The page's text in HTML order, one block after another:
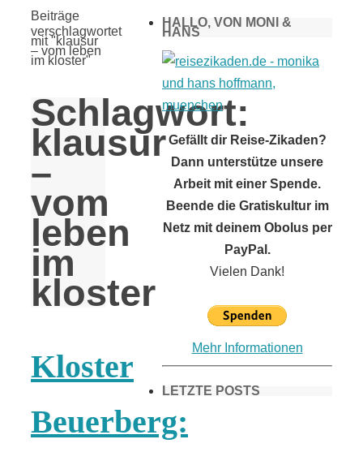
Start
Beiträge
verschlagwortet
mit "klausur
– vom leben
im kloster"
Schlagwort:
klausur
–
vom
leben
im
kloster
Kloster
Beuerberg:
HALLO, VON MONI &
HANS
Gefällt dir Reise-Zikaden?
Dann unterstütze unsere
Arbeit mit einer Spende.
Beende die Gratiskultur im
Netz mit deinem Obolus per
PayPal.
Vielen Dank!
Mehr Informationen
LETZTE POSTS